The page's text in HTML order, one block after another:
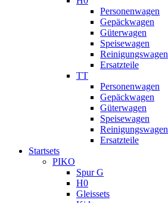
Personenwagen
Gepäckwagen
Güterwagen
Speisewagen
Reinigungswagen
Ersatzteile
TT
Personenwagen
Gepäckwagen
Güterwagen
Speisewagen
Reinigungswagen
Ersatzteile
Startsets
PIKO
Spur G
H0
Gleissets